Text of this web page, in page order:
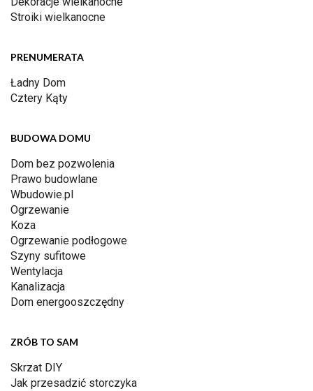
Stroiki wielkanocne
PRENUMERATA
Ładny Dom
Cztery Kąty
BUDOWA DOMU
Dom bez pozwolenia
Prawo budowlane
Wbudowie.pl
Ogrzewanie
Koza
Ogrzewanie podłogowe
Szyny sufitowe
Wentylacja
Kanalizacja
Dom energooszczędny
ZRÓB TO SAM
Skrzat DIY
Jak przesadzić storczyka